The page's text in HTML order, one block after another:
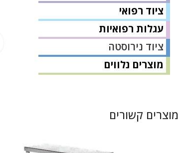
ציוד רפואי
עגלות רפואיות
ציוד נירוסטה
מוצרים נלווים
מוצרים קשורים